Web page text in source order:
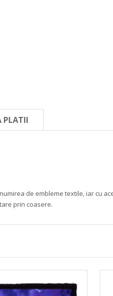
PLATII
de embleme textile, iar cu
prin coasere.